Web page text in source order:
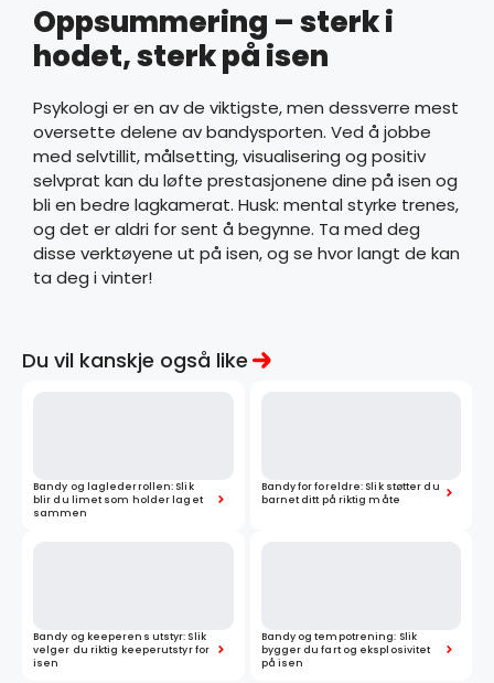
Oppsummering – sterk i
hodet, sterk på isen
Psykologi er en av de viktigste, men dessverre mest
oversette delene av bandysporten. Ved å jobbe
med selvtillit, målsetting, visualisering og positiv
selvprat kan du løfte prestasjonene dine på isen og
bli en bedre lagkamerat. Husk: mental styrke trenes,
og det er aldri for sent å begynne. Ta med deg
disse verktøyene ut på isen, og se hvor langt de kan
ta deg i vinter!
Du vil kanskje også like
Bandy og laglederrollen: Slik
blir du limet som holder laget
sammen
Bandy for foreldre: Slik støtter du
barnet ditt på riktig måte
Bandy og keeperens utstyr: Slik
velger du riktig keeperutstyr for
isen
Bandy og tempotrening: Slik
bygger du fart og eksplosivitet
på isen